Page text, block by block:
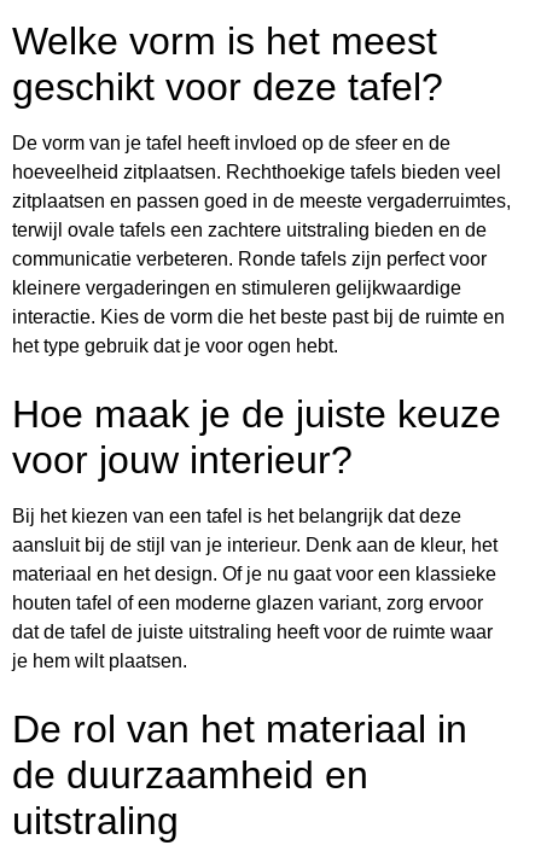
Welke vorm is het meest
geschikt voor deze tafel?
De vorm van je tafel heeft invloed op de sfeer en de
hoeveelheid zitplaatsen. Rechthoekige tafels bieden veel
zitplaatsen en passen goed in de meeste vergaderruimtes,
terwijl ovale tafels een zachtere uitstraling bieden en de
communicatie verbeteren. Ronde tafels zijn perfect voor
kleinere vergaderingen en stimuleren gelijkwaardige
interactie. Kies de vorm die het beste past bij de ruimte en
het type gebruik dat je voor ogen hebt.
Hoe maak je de juiste keuze
voor jouw interieur?
Bij het kiezen van een tafel is het belangrijk dat deze
aansluit bij de stijl van je interieur. Denk aan de kleur, het
materiaal en het design. Of je nu gaat voor een klassieke
houten tafel of een moderne glazen variant, zorg ervoor
dat de tafel de juiste uitstraling heeft voor de ruimte waar
je hem wilt plaatsen.
De rol van het materiaal in
de duurzaamheid en
uitstraling